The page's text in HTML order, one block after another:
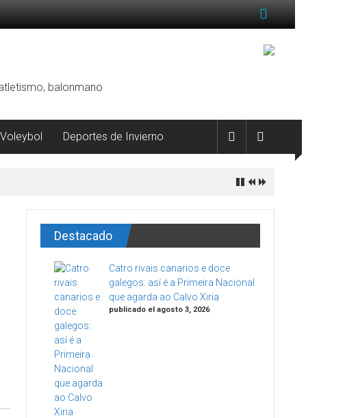
balonmano
Voleybol Deportes de Invierno
Destacado
Catro rivais canarios e doce
galegos: así é a Primeira Nacional
que agarda ao Calvo Xiria
publicado el agosto 3, 2026